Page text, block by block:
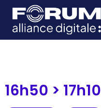
16h50 > 17h10